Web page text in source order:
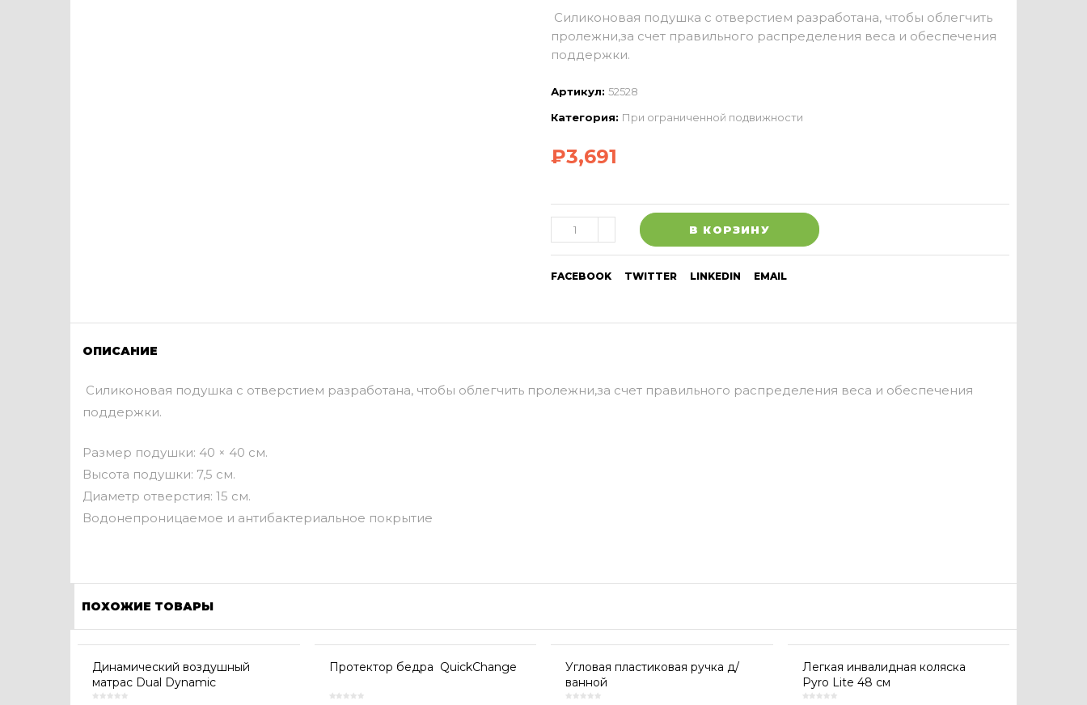
Силиконовая подушка с отверстием разработана, чтобы облегчить
пролежни,за счет правильного распределения веса и обеспечения
поддержки.
Артикул: 52528
Категория: При ограниченной подвижности
₽3,691
В КОРЗИНУ
FACEBOOK TWITTER LINKEDIN EMAIL
ОПИСАНИЕ
Силиконовая подушка с отверстием разработана, чтобы облегчить пролежни,за счет правильного распределения веса и обеспечения
поддержки.
Размер подушки: 40 × 40 см.
Высота подушки: 7,5 см.
Диаметр отверстия: 15 см.
Водонепроницаемое и антибактериальное покрытие
ПОХОЖИЕ ТОВАРЫ
Динамический воздушный
матрас Dual Dynamic
Протектор бедра QuickChange
Угловая пластиковая ручка д/
ванной
Легкая инвалидная коляска
Pyro Lite 48 см